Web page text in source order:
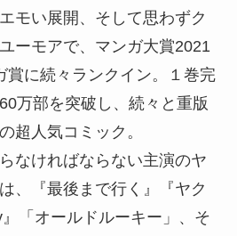
モい展開、そして思わずク
ーモアで、マンガ大賞2021
賞に続々ランクイン。１巻完
万部を突破し、続々と重版
超人気コミック。
なければならない主演のヤ
、『最後まで行く』『ヤク
「オールドルーキー」、そ